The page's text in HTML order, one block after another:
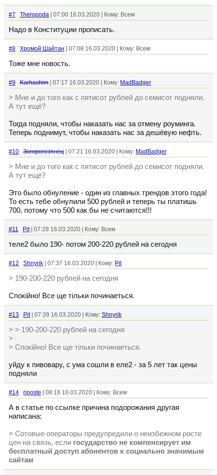
#7 Theropoda | 07:00 16.03.2020 | Кому: Всем
Надо в Конституции прописать.
#8 Хромой Шайтан | 07:08 16.03.2020 | Кому: Всем
Тоже мне новость.
#9 Karhashim | 07:17 16.03.2020 | Кому: MadBadger
> Мне и до того как с пятисот рублей до семисот подняли.
А тут ещё?
Тогда подняли, чтобы наказать нас за отмену роуминга.
Теперь поднимут, чтобы наказать нас за дешёвую нефть.
#10 Зогорогозянец | 07:21 16.03.2020 | Кому: MadBadger
> Мне и до того как с пятисот рублей до семисот подняли.
А тут ещё?
Это было обнуление - один из главных трендов этого года!
То есть тебе обнулили 500 рублей и теперь ты платишь
700, потому что 500 как бы не считаются!!!
#11 Pit| 07:28 16.03.2020 | Кому: Всем
теле2 было 190- потом 200-220 рублей на сегодня
#12 Shnyrik | 07:37 16.03.2020 | Кому: Pit
> 190-200-220 рублей на сегодня
Спокійно! Все ще тільки починаеться.
#13 Pit| 07:39 16.03.2020 | Кому: Shnyrik
> > 190-200-220 рублей на сегодня
>
> Спокійно! Все ще тільки починаеться.
уйду к пивовару, с ума сошли в еле2 - за 5 лет так цены
подняли
#14 riposte | 08:16 16.03.2020 | Кому: Всем
А в статье по ссылке причина подорожания другая
написана:
> Сотовые операторы предупредили о неизбежном росте
цен на связь, если государство не компенсирует им
бесплатный доступ абонентов к социально значимым
сайтам